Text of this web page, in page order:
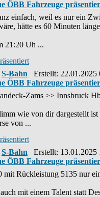
ÖBB Fahrzeuge
einfach, weil es nur ein
hätte es 60 Minuten
21:20 Uh ...
S-Bahn Erstellt: 22.01.2025
ÖBB Fahrzeuge
Zams >> Innsbruck
wie von dir dargestellt
von ...
S-Bahn Erstellt: 13.01.2025
ÖBB Fahrzeuge
mit Rückleistung 5135 nur
mit einem Talent statt